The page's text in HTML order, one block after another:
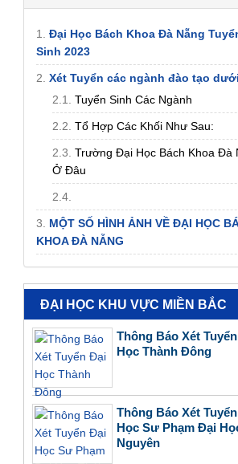
1. Đại Học Bách Khoa Đà Nẵng
Sinh 2023
2. Xét Tuyển các ngành đào tạo
2.1. Tuyển Sinh Các Ngành
2.2. Tổ Hợp Các Khối Như Sau:
2.3. Trường Đại Học Bách Khoa Đà
Ở Đâu
2.4.
3. MỘT SỐ HÌNH ẢNH VỀ ĐẠI HỌC
KHOA ĐÀ NẴNG
ĐẠI HỌC KHU VỰC MIỀN BẮC
Thông Báo Xét
Học Thành Đông
Thông Báo Xét
Học Sư Phạm Đại
Nguyên